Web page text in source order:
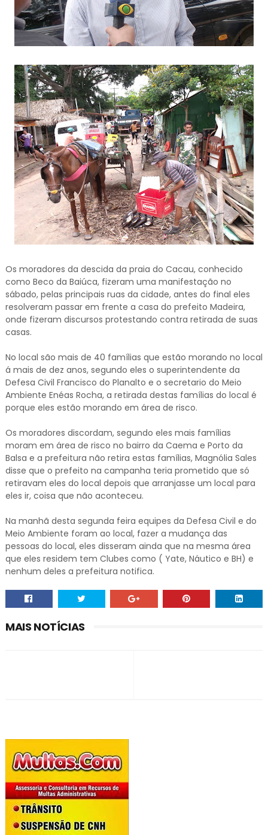
Os moradores da descida da praia do Cacau, conhecido
como Beco da Baiúca, fizeram uma manifestação no
sábado, pelas principais ruas da cidade, antes do final eles
resolveram passar em frente a casa do prefeito Madeira,
onde fizeram discursos protestando contra retirada de suas
casas.
No local são mais de 40 famílias que estão morando no local
á mais de dez anos, segundo eles o superintendente da
Defesa Civil Francisco do Planalto e o secretario do Meio
Ambiente Enéas Rocha, a retirada destas famílias do local é
porque eles estão morando em área de risco.
Os moradores discordam, segundo eles mais famílias
moram em área de risco no bairro da Caema e Porto da
Balsa e a prefeitura não retira estas famílias, Magnólia Sales
disse que o prefeito na campanha teria prometido que só
retiravam eles do local depois que arranjasse um local para
eles ir, coisa que não aconteceu.
Na manhã desta segunda feira equipes da Defesa Civil e do
Meio Ambiente foram ao local, fazer a mudança das
pessoas do local, eles disseram ainda que na mesma área
que eles residem tem Clubes como ( Yate, Náutico e BH) e
nenhum deles a prefeitura notifica.
MAIS NOTÍCIAS